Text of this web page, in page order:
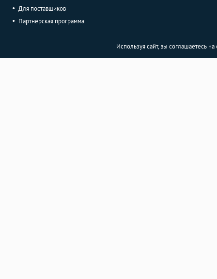
Для поставщиков
Партнерская программа
Используя сайт, вы соглашаетесь